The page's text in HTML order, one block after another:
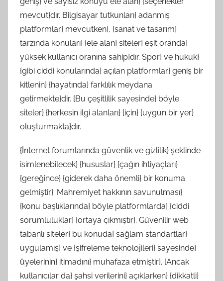
mevcut}dır. Bilgisayar tutkunları} adanmış
platformlar} mevcutken}, {sanat ve tasarım}
tarzında konuları} {ele alan} siteler} eşit oranda}
yüksek kullanıcı oranına sahip}dır. Spor} ve hukuk}
{gibi ciddi konularında} açılan platformlar} geniş bir
kitlenin} {hayatında} farklılık meydana
getirmekte}dir. {Bu çeşitlilik sayesinde} böyle
siteler} {herkesin ilgi alanları} {için} {uygun bir yer}
oluşturmakta}dır.
{İnternet forumlarında güvenlik ve gizlilik} şeklinde
isimlenebilecek} {hususlar} {çağın ihtiyaçları}
{gereğince} {giderek daha önemli} bir konuma
gelmiştir}. Mahremiyet hakkının savunulması}
{konu başlıklarında} böyle platformlarda} {ciddi
sorumluluklar} {ortaya çıkmıştır}. Güvenilir web
tabanlı siteler} bu konuda} sağlam standartlar}
uygulamış} ve {şifreleme teknolojileri} sayesinde}
üyelerinin} itimadını} muhafaza etmiştir}. {Ancak
kullanıcılar da} şahsi verilerini} açıklarken} {dikkatli}